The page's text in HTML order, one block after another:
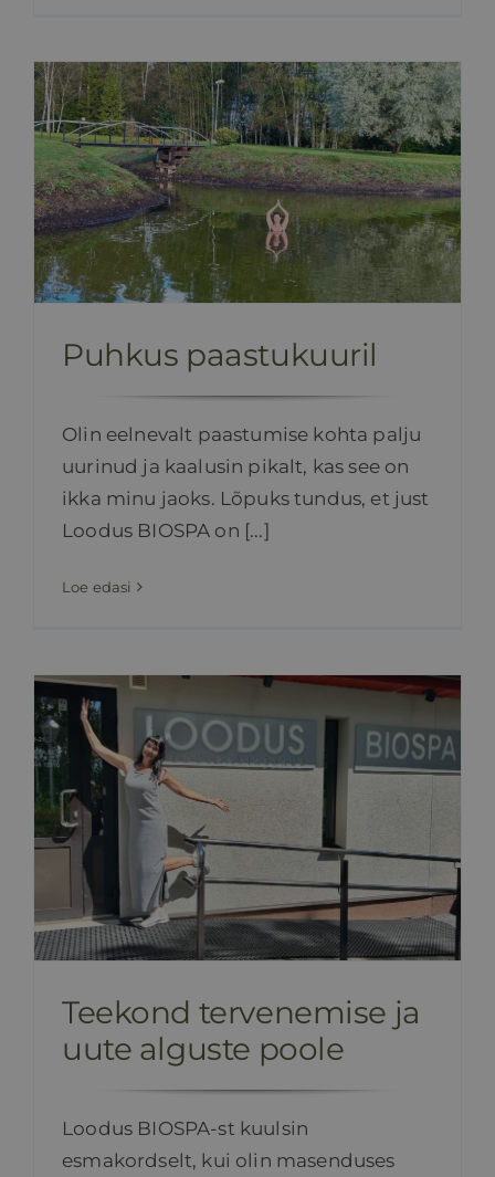
Puhkus paastukuuril
Olin eelnevalt paastumise kohta palju
uurinud ja kaalusin pikalt, kas see on
ikka minu jaoks. Lõpuks tundus, et just
Loodus BIOSPA on [...]
Loe edasi
Teekond tervenemise ja
uute alguste poole
Loodus BIOSPA-st kuulsin
esmakordselt, kui olin masenduses